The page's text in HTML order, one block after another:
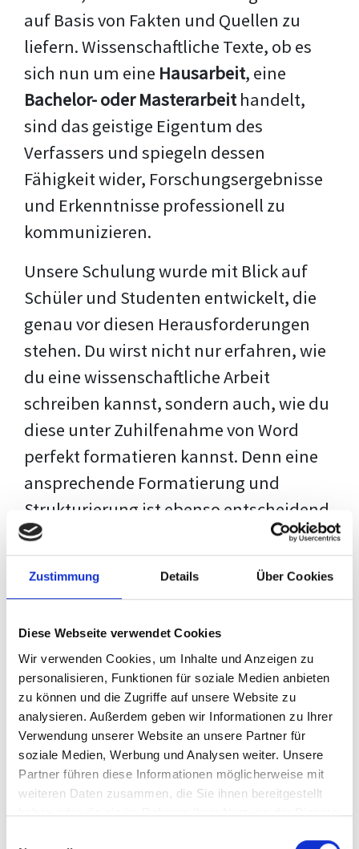
Zustimmung Details Über Cookies
Diese Webseite verwendet Cookies
Wir verwenden Cookies, um Inhalte und Anzeigen zu
personalisieren, Funktionen für soziale Medien anbieten
zu können und die Zugriffe auf unsere Website zu
analysieren. Außerdem geben wir Informationen zu Ihrer
Verwendung unserer Website an unsere Partner für
soziale Medien, Werbung und Analysen weiter. Unsere
Partner führen diese Informationen möglicherweise mit
weiteren Daten zusammen, die Sie ihnen bereitgestellt
haben oder die sie im Rahmen Ihrer Nutzung der Dienste
auf Basis von Fakten und Quellen zu
liefern. Wissenschaftliche Texte, ob es
sich nun um eine Hausarbeit, eine
Bachelor- oder Masterarbeithandelt,
sind das geistige Eigentum des
Verfassers und spiegeln dessen
Fähigkeit wider, Forschungsergebnisse
und Erkenntnisse professionell zu
kommunizieren.
Unsere Schulung wurde mit Blick auf
Schüler und Studenten entwickelt, die
genau vor diesen Herausforderungen
stehen. Du wirst nicht nur erfahren, wie
du eine wissenschaftliche Arbeit
schreiben kannst, sondern auch, wie du
diese unter Zuhilfenahme von Word
perfekt formatieren kannst. Denn eine
ansprechende Formatierung und
Strukturierung ist ebenso entscheidend
wie der Inhalt selbst. Jeder Prüfer hat
eigene Erwartungen, und unsere
Schulung ist so konzipiert, dass sie dir
deiner individuellen Vorlage zeigt,
anstatt eine Einheitslösung zu bieten.
Der Prozess des wissenschaftlichen
Schreibens kann ohne das richtige
Wissen eine große Herausforderung
darstellen. Jedoch, ausgestattet mit
denTechniken und Strategiendieses
Kurses, wird die Formatierung deiner